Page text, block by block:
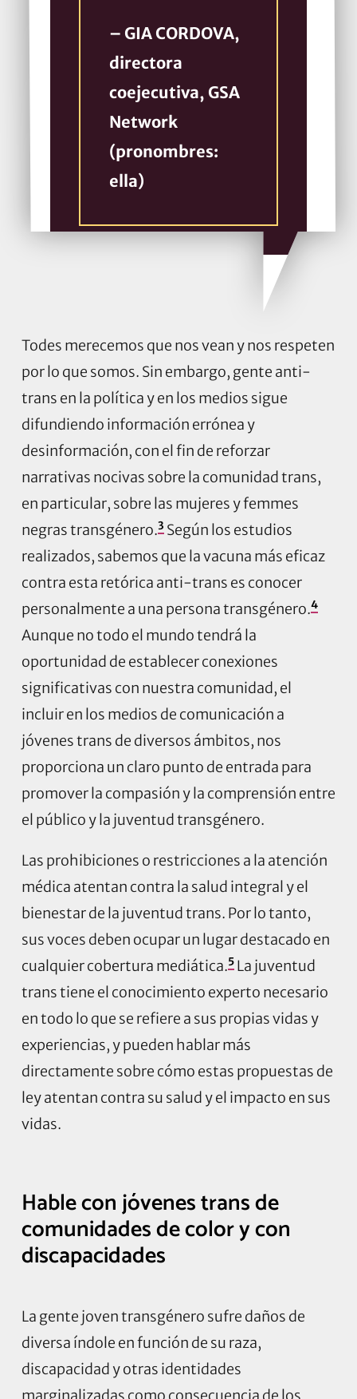
– GIA CORDOVA,
directora
coejecutiva, GSA
Network
(pronombres:
ella)
Todes merecemos que nos vean y nos respeten
por lo que somos. Sin embargo, gente anti-
trans en la política y en los medios sigue
difundiendo información errónea y
desinformación, con el fin de reforzar
narrativas nocivas sobre la comunidad trans,
en particular, sobre las mujeres y femmes
negras transgénero.3Según los estudios
realizados, sabemos que la vacuna más eficaz
contra esta retórica anti-trans es conocer
personalmente a una persona transgénero.4
Aunque no todo el mundo tendrá la
oportunidad de establecer conexiones
significativas con nuestra comunidad, el
incluir en los medios de comunicación a
jóvenes trans de diversos ámbitos, nos
proporciona un claro punto de entrada para
promover la compasión y la comprensión entre
el público y la juventud transgénero.
Las prohibiciones o restricciones a la atención
médica atentan contra la salud integral y el
bienestar de la juventud trans. Por lo tanto,
sus voces deben ocupar un lugar destacado en
cualquier cobertura mediática.5La juventud
trans tiene el conocimiento experto necesario
en todo lo que se refiere a sus propias vidas y
experiencias, y pueden hablar más
directamente sobre cómo estas propuestas de
ley atentan contra su salud y el impacto en sus
vidas.
Hable con jóvenes trans de
comunidades de color y con
discapacidades
La gente joven transgénero sufre daños de
diversa índole en función de su raza,
discapacidad y otras identidades
marginalizadas como consecuencia de los